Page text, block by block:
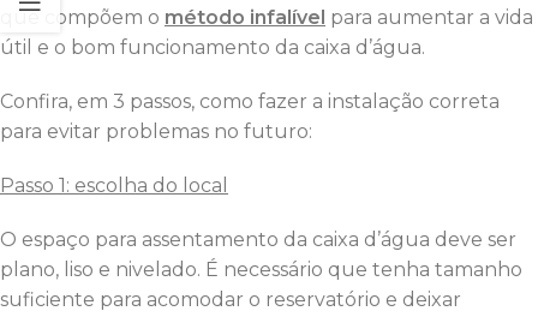
que compõem o método infalível para aumentar a vida
útil e o bom funcionamento da caixa d’água.
Confira, em 3 passos, como fazer a instalação correta
para evitar problemas no futuro:
Passo 1: escolha do local
O espaço para assentamento da caixa d’água deve ser
plano, liso e nivelado. É necessário que tenha tamanho
suficiente para acomodar o reservatório e deixar